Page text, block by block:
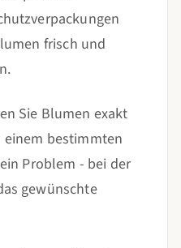
frisch und
Sie Blumen exakt
einem bestimmten
Problem - bei der
gewünschte